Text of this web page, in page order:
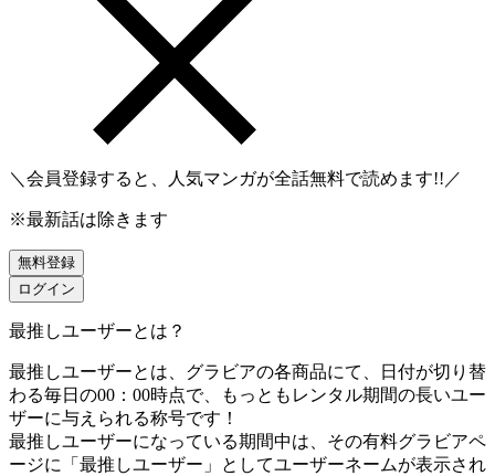
＼会員登録すると、人気マンガが全話無料で読めます!!／
※最新話は除きます
無料登録
ログイン
最推しユーザーとは？
最推しユーザーとは、グラビアの各商品にて、日付が切り替
わる毎日の00：00時点で、
もっともレンタル期間の長いユー
ザーに与えられる称号です！
最推しユーザーになっている期間中は、 その有料グラビアペ
ージに「最推しユーザー」としてユーザーネームが表示され